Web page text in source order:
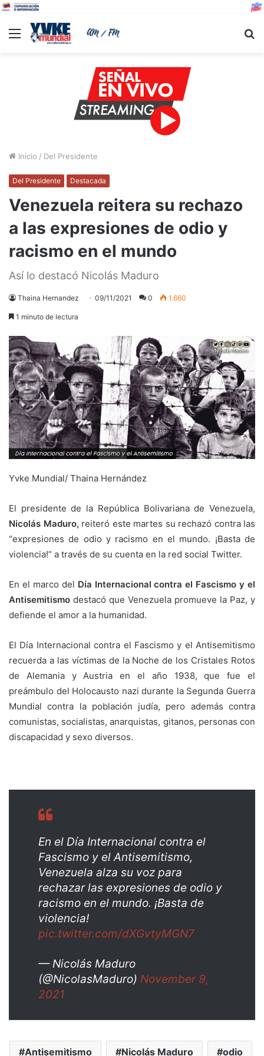
Menu
Inicio / Del Presidente
Del Presidente Destacada
Venezuela reitera su rechazo
a las expresiones de odio y
racismo en el mundo
Así lo destacó Nicolás Maduro
Thaina Hernandez 09/11/2021 0 1.660
1 minuto de lectura
Yvke Mundial/ Thaina Hernández
El presidente de la República Bolivariana de Venezuela,
Nicolás Maduro, reiteró este martes su rechazó contra las
“expresiones de odio y racismo en el mundo. ¡Basta de
violencia!” a través de su cuenta en la red social Twitter.
En el marco del Día Internacional contra el Fascismo y el
Antisemitismo destacó que Venezuela promueve la Paz, y
defiende el amor a la humanidad.
El Día Internacional contra el Fascismo y el Antisemitismo
recuerda a las víctimas de la Noche de los Cristales Rotos
de Alemania y Austria en el año 1938, que fue el
preámbulo del Holocausto nazi durante la Segunda Guerra
Mundial contra la población judía, pero además contra
comunistas, socialistas, anarquistas, gitanos, personas con
discapacidad y sexo diversos.
En el Día Internacional contra el
Fascismo y el Antisemitismo,
Venezuela alza su voz para
rechazar las expresiones de odio y
racismo en el mundo. ¡Basta de
violencia!
pic.twitter.com/dXGvtyMGN7
— Nicolás Maduro
(@NicolasMaduro) November 9,
2021
Antisemitismo Nicolás Maduro odio